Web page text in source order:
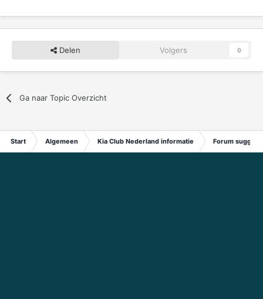
Delen Volgers 0
Ga naar Topic Overzicht
Start Algemeen Kia Club Nederland informatie Forum